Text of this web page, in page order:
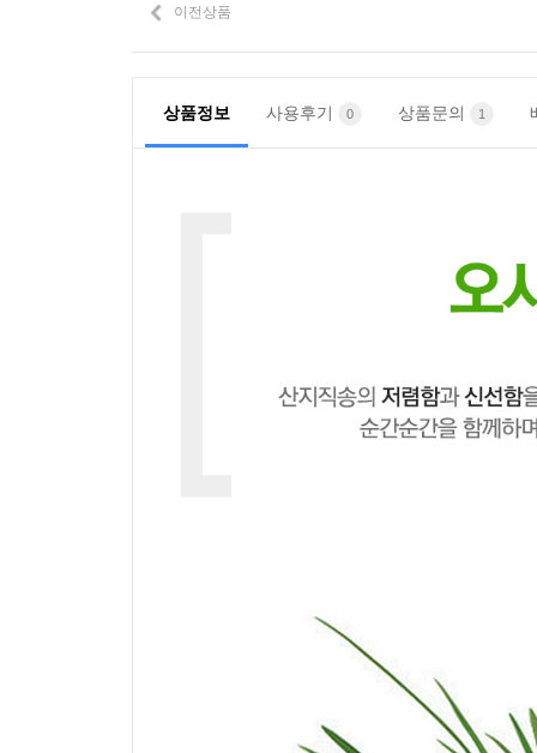
이전상품
상품정보 사용후기 0 상품문의 1